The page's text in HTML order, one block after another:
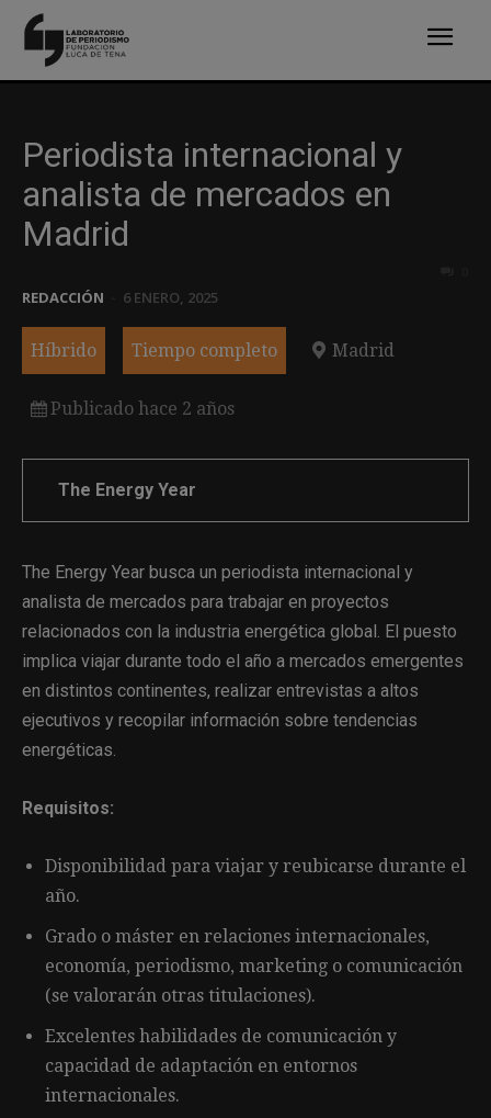
Periodista internacional y
analista de mercados en
Madrid
REDACCIÓN 6 ENERO, 2025
Híbrido Tiempo completo Madrid
Publicado hace 2 años
The Energy Year
The Energy Year busca un periodista internacional y
analista de mercados para trabajar en proyectos
relacionados con la industria energética global. El puesto
implica viajar durante todo el año a mercados emergentes
en distintos continentes, realizar entrevistas a altos
ejecutivos y recopilar información sobre tendencias
energéticas.
Requisitos:
Disponibilidad para viajar y reubicarse durante el
año.
Grado o máster en relaciones internacionales,
economía, periodismo, marketing o comunicación
(se valorarán otras titulaciones).
Excelentes habilidades de comunicación y
capacidad de adaptación en entornos
internacionales.